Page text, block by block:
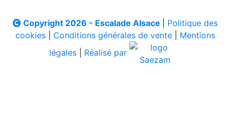
Copyright 2026 - Escalade Alsace
Politique des
cookies| Conditions générales de vente| Mentions
légales
Réalisé par